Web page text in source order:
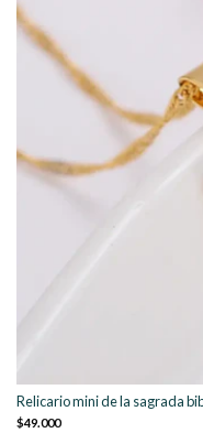
Relicario mini de la sagrada
$49.000